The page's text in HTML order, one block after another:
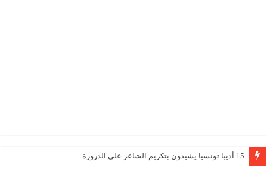
15 أديبا تونسيا يشيدون بتكريم الشاعر علي الدرورة